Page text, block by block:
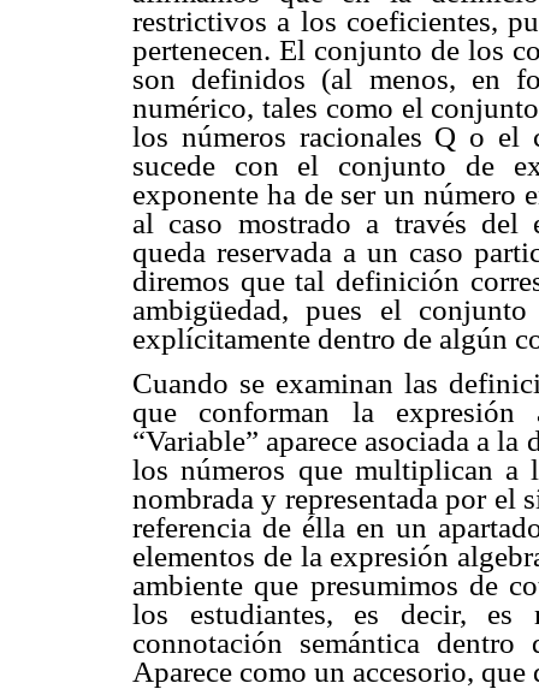
restrictivos a los coeficientes,
pertenecen. El conjunto de los
son definidos (al menos, en
numérico, tales como el
los números racionales Q o el
sucede con el conjunto de
exponente ha de ser un número
al caso mostrado a través del
queda reservada a un caso
diremos que tal definición
ambigüedad, pues el
explícitamente dentro de algún
Cuando se examinan las
que conforman la expresión
“Variable” aparece asociada a
los números que multiplican a
nombrada y representada por el
referencia de élla en un
elementos de la expresión
ambiente que presumimos de
los estudiantes, es decir, es
connotación semántica
Aparece como un accesorio,